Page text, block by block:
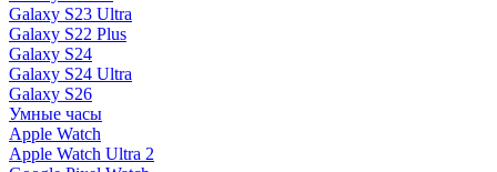
Galaxy S23 Ultra
Galaxy S22 Plus
Galaxy S24
Galaxy S24 Ultra
Galaxy S26
Умные часы
Apple Watch
Apple Watch Ultra 2